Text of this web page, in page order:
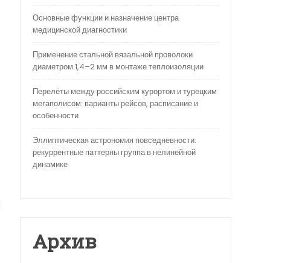
Основные функции и назначение центра
медицинской диагностики
Применение стальной вязальной проволоки
диаметром 1,4–2 мм в монтаже теплоизоляции
Перелёты между российским курортом и турецким
мегаполисом: варианты рейсов, расписание и
особенности
Эллиптическая астрономия повседневности:
рекуррентные паттерны группа в нелинейной
динамике
Архив